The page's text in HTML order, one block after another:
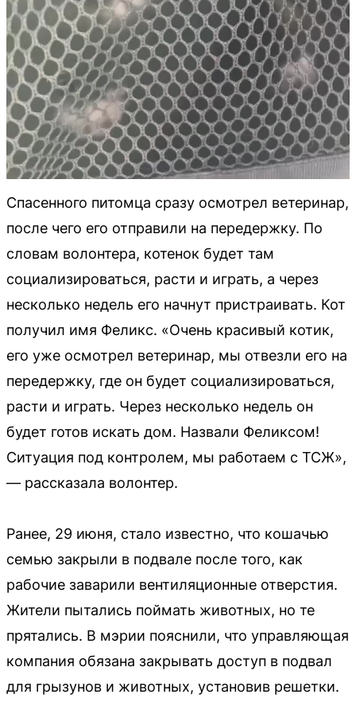
Спасенного питомца сразу осмотрел ветеринар,
после чего его отправили на передержку. По
словам волонтера, котенок будет там
социализироваться, расти и играть, а через
несколько недель его начнут пристраивать. Кот
получил имя Феликс. «Очень красивый котик,
его уже осмотрел ветеринар, мы отвезли его на
передержку, где он будет социализироваться,
расти и играть. Через несколько недель он
будет готов искать дом. Назвали Феликсом!
Ситуация под контролем, мы работаем с ТСЖ»,
— рассказала волонтер.
Ранее, 29 июня, стало известно, что кошачью
семью закрыли в подвале после того, как
рабочие заварили вентиляционные отверстия.
Жители пытались поймать животных, но те
прятались. В мэрии пояснили, что управляющая
компания обязана закрывать доступ в подвал
для грызунов и животных, установив решетки.